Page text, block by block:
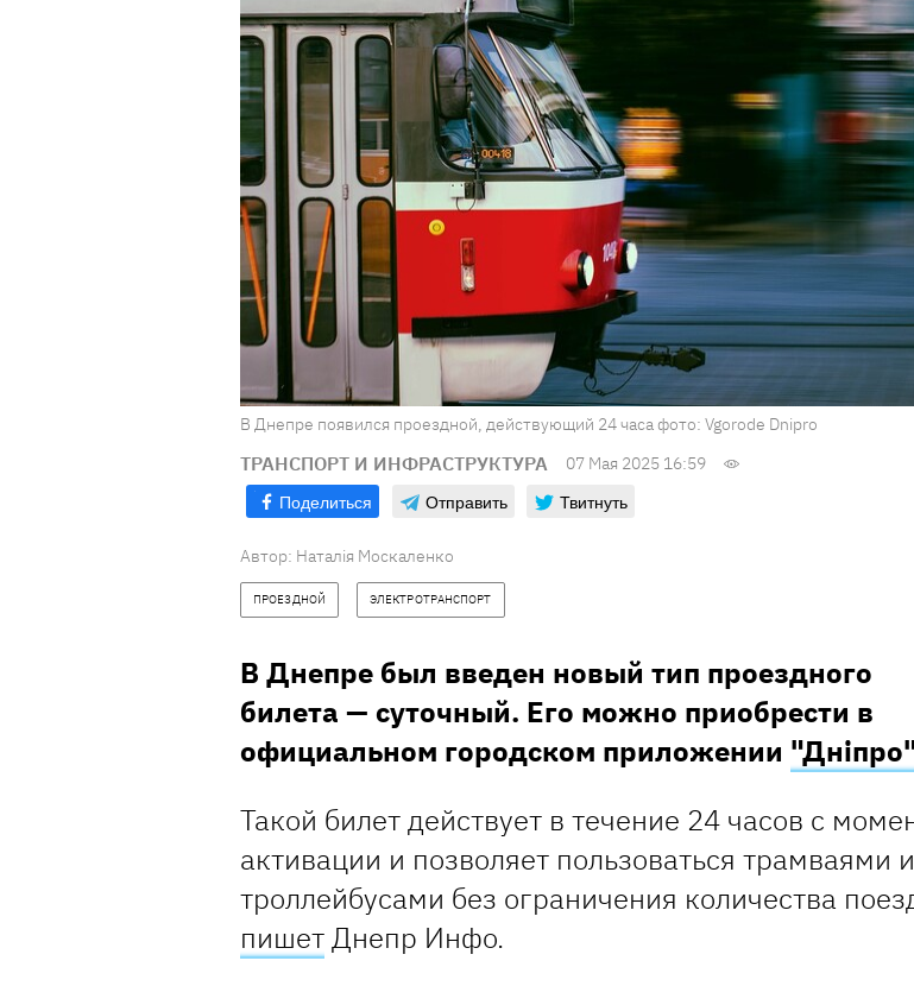
В Днепре появился проездной, действующий 24 часа фото: Vgorode Dnipro
ТРАНСПОРТ И ИНФРАСТРУКТУРА 07 Мая 2025 16:59
Поделиться Отправить Твитнуть
Автор: Наталія Москаленко
ПРОЕЗДНОЙ ЭЛЕКТРОТРАНСПОРТ
В Днепре был введен новый тип проездного
билета — суточный. Его можно приобрести в
официальном городском приложении "Дніпро"
Такой билет действует в течение 24 часов с
активации и позволяет пользоваться трамваями и
троллейбусами без ограничения количества
пишетДнепр Инфо.